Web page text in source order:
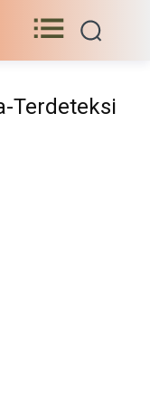
Terdeteksi